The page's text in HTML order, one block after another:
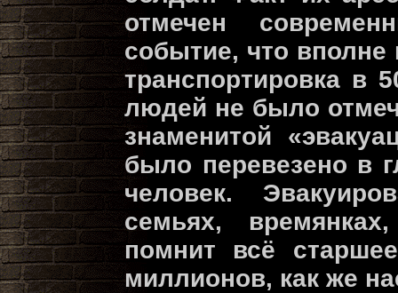
отмечен
событие, что
транспортировка в
людей не было
знаменитой
было перевезено в
человек.
семьях,
помнит всё
миллионов, как же